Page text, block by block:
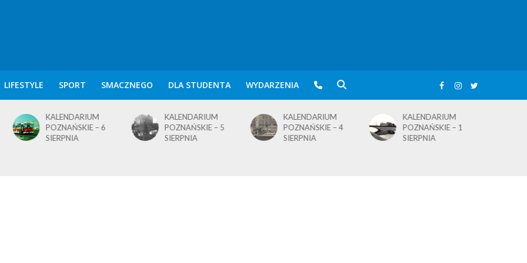
LIFESTYLE SPORT SMACZNEGO DLA STUDENTA WYDARZENIA
KALENDARIUM
POZNAŃSKIE – 5
SIERPNIA
KALENDARIUM
POZNAŃSKIE – 4
SIERPNIA
KALENDARIUM
POZNAŃSKIE – 1
SIERPNIA
BLusowe święto nad
wielkopolskim
jeziorem